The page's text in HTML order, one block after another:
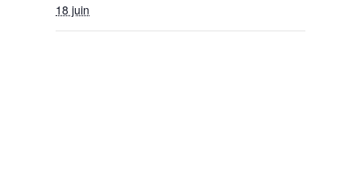
18 juin